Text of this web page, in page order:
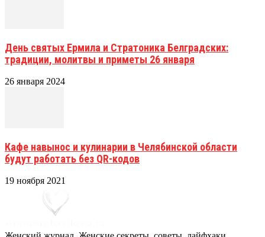
День святых Ермила и Стратоника Белградских:
традиции, молитвы и приметы 26 января
26 января 2024
Кафе навынос и кулинарии в Челябинской области
будут работать без QR-кодов
19 ноября 2021